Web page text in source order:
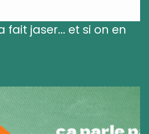
fait jaser... et si on en